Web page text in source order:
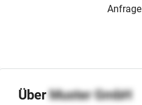
Anfrage
ÜberMuster GmbH